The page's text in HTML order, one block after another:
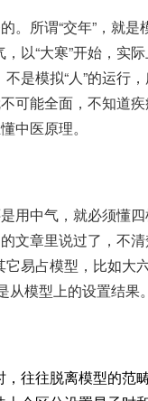
。所谓“交年”，就
以“大寒”开始，实
是模拟“人”的运行
可能全面，不知道
中医原理。
用中气，就必须懂
文章里说过了，不
易占模型，比如大
从模型上的设置结果。
，往往脱离模型的范